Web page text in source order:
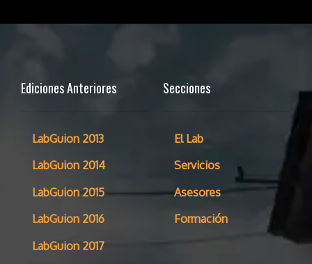
Ediciones Anteriores
LabGuion 2013
LabGuion 2014
LabGuion 2015
LabGuion 2016
LabGuion 2017
Secciones
El Lab
Servicios
Asesores
Formación